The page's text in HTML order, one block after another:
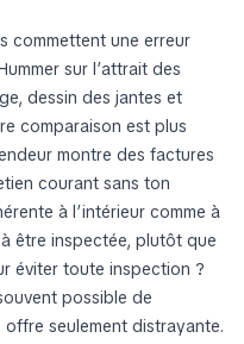
commettent une erreur
sur l’attrait des
dessin des jantes et
comparaison est plus
montre des factures
courant sans ton
à l’intérieur comme à
être inspectée, plutôt que
éviter toute inspection ?
possible de
seulement distrayante.